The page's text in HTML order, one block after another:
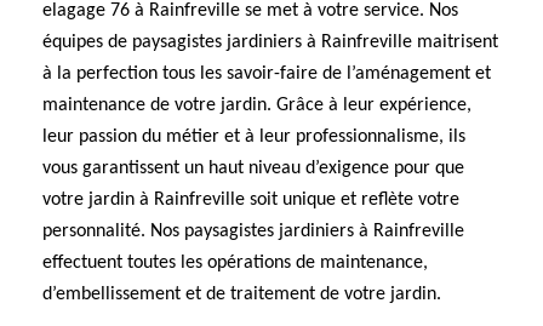
elagage 76 à Rainfreville se met à votre service. Nos
équipes de paysagistes jardiniers à Rainfreville maitrisent
à la perfection tous les savoir-faire de l’aménagement et
maintenance de votre jardin. Grâce à leur expérience,
leur passion du métier et à leur professionnalisme, ils
vous garantissent un haut niveau d’exigence pour que
votre jardin à Rainfreville soit unique et reflète votre
personnalité. Nos paysagistes jardiniers à Rainfreville
effectuent toutes les opérations de maintenance,
d’embellissement et de traitement de votre jardin.